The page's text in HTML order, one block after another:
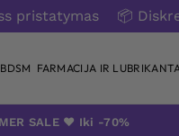
pristatymas 📦
BDSM FARMACIJA IR
SALE ❤️ Iki -70%